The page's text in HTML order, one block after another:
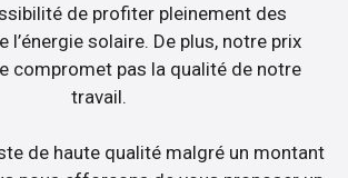
de profiter pleinement des
l’énergie solaire. De plus, notre prix
compromet pas la qualité de notre
travail.
de haute qualité malgré un montant